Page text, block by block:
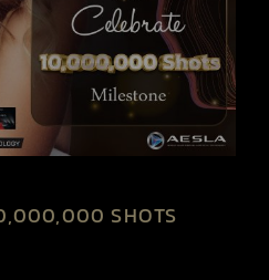
SHOTS